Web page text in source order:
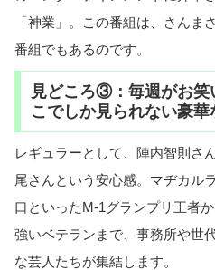
「神業」。この番組は、さんま
番組でもあるのです。
見どころ③：毎週がお笑
こでしか見られない豪華
レギュラーとして、陣内智則さ
尾さんという安心感。マヂカル
口といったM-1グランプリ王者
強いベテランまで、事務所や世
な芸人たちが集結します。